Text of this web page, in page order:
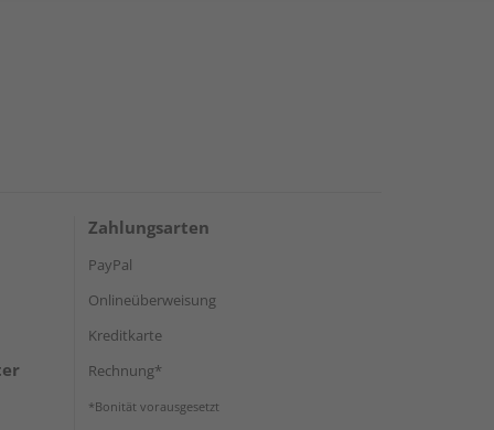
Zahlungsarten
PayPal
Onlineüberweisung
Kreditkarte
Rechnung*
*Bonität vorausgesetzt